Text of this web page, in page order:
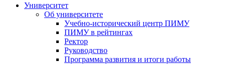
Университет
Об университете
Учебно-исторический центр ПИМУ
ПИМУ в рейтингах
Ректор
Руководство
Программа развития и итоги работы